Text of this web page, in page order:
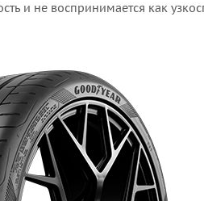
и не воспринимается как